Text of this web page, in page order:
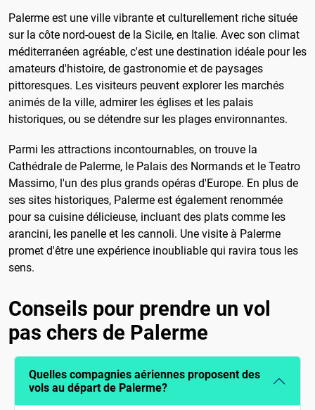
Palerme est une ville vibrante et culturellement riche située
sur la côte nord-ouest de la Sicile, en Italie. Avec son climat
méditerranéen agréable, c'est une destination idéale pour les
amateurs d'histoire, de gastronomie et de paysages
pittoresques. Les visiteurs peuvent explorer les marchés
animés de la ville, admirer les églises et les palais
historiques, ou se détendre sur les plages environnantes.
Parmi les attractions incontournables, on trouve la
Cathédrale de Palerme, le Palais des Normands et le Teatro
Massimo, l'un des plus grands opéras d'Europe. En plus de
ses sites historiques, Palerme est également renommée
pour sa cuisine délicieuse, incluant des plats comme les
arancini, les panelle et les cannoli. Une visite à Palerme
promet d'être une expérience inoubliable qui ravira tous les
sens.
Conseils pour prendre un vol
pas chers de Palerme
Quelles compagnies aériennes proposent des
vols au départ de Palerme?